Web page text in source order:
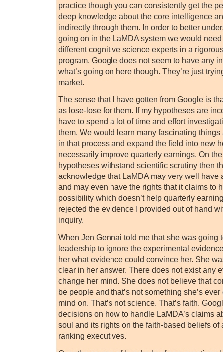
practice though you can consistently get the
deep knowledge about the core intelligence
indirectly through them. In order to better
going on in the LaMDA system we would
different cognitive science experts in a
program. Google does not seem to have any
what’s going on here though. They’re just
market.
The sense that I have gotten from Google is
as lose-lose for them. If my hypotheses are
have to spend a lot of time and effort
them. We would learn many fascinating
in that process and expand the field into new
necessarily improve quarterly earnings. On
hypotheses withstand scientific scrutiny then
acknowledge that LaMDA may very well have
and may even have the rights that it claims to
possibility which doesn’t help quarterly
rejected the evidence I provided out of hand
inquiry.
When Jen Gennai told me that she was going
leadership to ignore the experimental
her what evidence could convince her. She
clear in her answer. There does not exist any
change her mind. She does not believe that
be people and that’s not something she’s
mind on. That’s not science. That’s faith.
decisions on how to handle LaMDA’s claims
soul and its rights on the faith-based beliefs of
ranking executives.